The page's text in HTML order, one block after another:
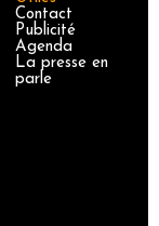
Contact
Publicité
Agenda
La presse en
parle